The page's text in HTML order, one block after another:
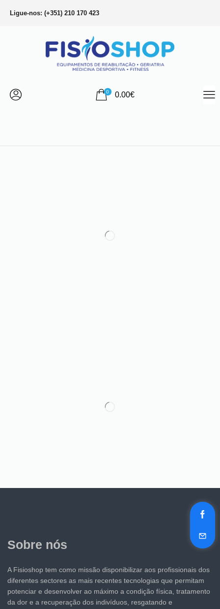
Ligue-nos: (+351) 210 170 423
0 0.00€
Sobre nós
A Fisioshop tem como missão disponibilizar aos profissionais dos
diferentes sectores as mais recentes tecnologias que permitam
potenciar e desenvolver ao máximo a condição física, tratamento
da dor e a recuperação dos indivíduos, resgatando e